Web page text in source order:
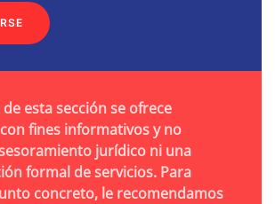
esta sección se ofrece
fines informativos y no
jurídico ni una
formal de servicios. Para
concreto, le recomendamos